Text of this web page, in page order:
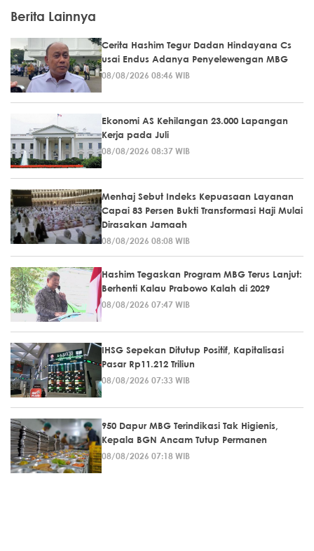
Berita Lainnya
Cerita Hashim Tegur Dadan Hindayana Cs
usai Endus Adanya Penyelewengan MBG
08/08/2026 08:46 WIB
Ekonomi AS Kehilangan 23.000 Lapangan
Kerja pada Juli
08/08/2026 08:37 WIB
Menhaj Sebut Indeks Kepuasaan Layanan
Capai 83 Persen Bukti Transformasi Haji Mulai
Dirasakan Jamaah
08/08/2026 08:08 WIB
Hashim Tegaskan Program MBG Terus Lanjut:
Berhenti Kalau Prabowo Kalah di 2029
08/08/2026 07:47 WIB
IHSG Sepekan Ditutup Positif, Kapitalisasi
Pasar Rp11.212 Triliun
08/08/2026 07:33 WIB
950 Dapur MBG Terindikasi Tak Higienis,
Kepala BGN Ancam Tutup Permanen
08/08/2026 07:18 WIB